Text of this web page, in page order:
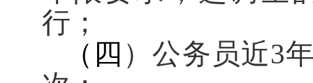
行；
（四 ）公务员近3